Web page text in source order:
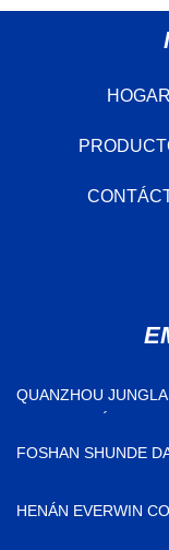
HOGAR
QUANZHOU JUNGLA LOBO
FOSHAN SHUNDE
LIMITADO.
HENÁN EVERWIN CO.,